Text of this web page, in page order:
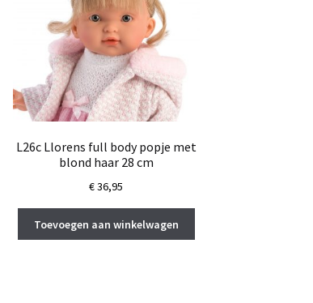
L26c Llorens full body popje met
blond haar 28 cm
€36,95
Toevoegen aan winkelwagen